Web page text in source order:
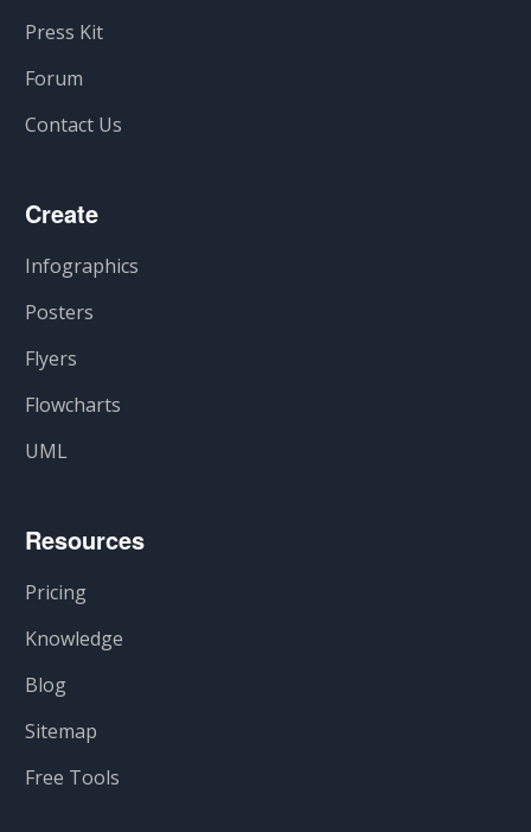
Press Kit
Forum
Contact Us
Create
Infographics
Posters
Flyers
Flowcharts
UML
Resources
Pricing
Knowledge
Blog
Sitemap
Free Tools